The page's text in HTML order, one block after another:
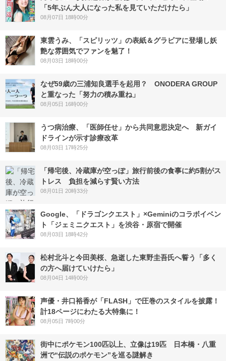
「5年ぶん大人になった私を見ていただけたら」
08月07日 18時00分
東雲うみ、「スピリッツ」の表紙＆グラビアに登場し妖
艶な雰囲気でファンを魅了！
08月03日 18時00分
なぜ59歳の三浦知良選手を起用？ ONODERA GROUP
と重なった「努力の積み重ね」
08月05日 16時00分
うつ病治療、「医師任せ」から共同意思決定へ 新ガイ
ドラインが示す診療改革
08月03日 17時25分
「帰宅後、冷蔵庫が空っぽ」旅行前後の食事に約5割がス
トレス 負担を減らす賢い方法
08月01日 20時33分
Google、「ドラゴンクエスト」×Geminiのコラボイベン
ト「ジェミニクエスト」を渋谷・原宿で開催
08月03日 18時42分
松村北斗と今田美桜、急逝した東野圭吾氏へ誓う「多く
の方へ届けていけたら」
08月04日 14時00分
声優・井口裕香が「FLASH」で圧巻のスタイルを披露！
計18ページにわたる大特集に！
08月05日 7時00分
街中にポケモン100匹以上、立像は19匹 日本橋・八重
洲で“伝説のポケモン”を巡る謎解き